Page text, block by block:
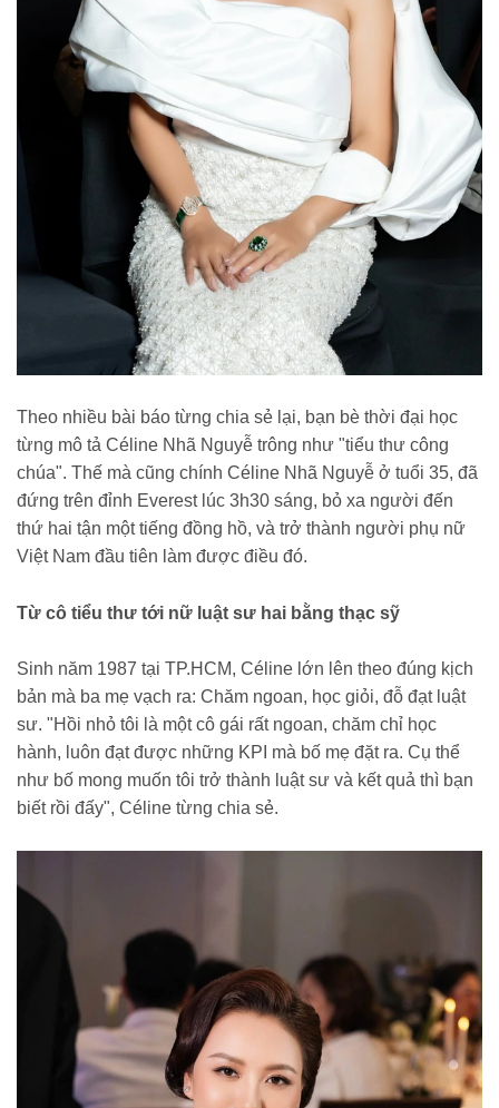
Theo nhiều bài báo từng chia sẻ lại, bạn bè thời đại học
từng mô tả Céline Nhã Nguyễ trông như "tiểu thư công
chúa". Thế mà cũng chính Céline Nhã Nguyễ ở tuổi 35, đã
đứng trên đỉnh Everest lúc 3h30 sáng, bỏ xa người đến
thứ hai tận một tiếng đồng hồ, và trở thành người phụ nữ
Việt Nam đầu tiên làm được điều đó.
Từ cô tiểu thư tới nữ luật sư hai bằng thạc sỹ
Sinh năm 1987 tại TP.HCM, Céline lớn lên theo đúng kịch
bản mà ba mẹ vạch ra: Chăm ngoan, học giỏi, đỗ đạt luật
sư. "Hồi nhỏ tôi là một cô gái rất ngoan, chăm chỉ học
hành, luôn đạt được những KPI mà bố mẹ đặt ra. Cụ thể
như bố mong muốn tôi trở thành luật sư và kết quả thì bạn
biết rồi đấy", Céline từng chia sẻ.